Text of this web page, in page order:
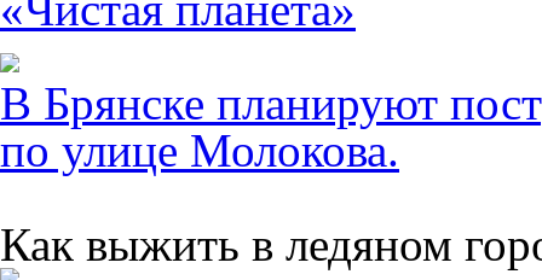
В Брянске планируют
по улице Молокова.
Как выжить в ледяном